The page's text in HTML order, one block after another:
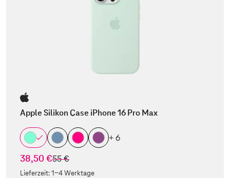
Apple Silikon Case iPhone 16 Pro Max
+ 6
38,50 €statt
55 €
Lieferzeit:1-4 Werktage